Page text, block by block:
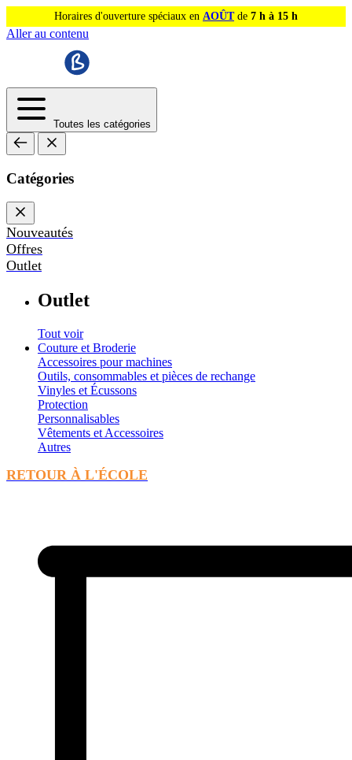
Horaires d'ouverture spéciaux en AOÛTde 7 h à 15 h
Aller au contenu
Toutes les catégories
Catégories
Nouveautés
Offres
Outlet
Outlet
Tout voir
Couture et Broderie
Accessoires pour machines
Outils, consommables et pièces de rechange
Vinyles et Écussons
Protection
Personnalisables
Vêtements et Accessoires
Autres
RETOUR À L'ÉCOLE